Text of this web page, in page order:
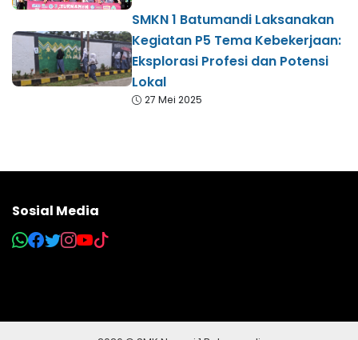
SMKN 1 Batumandi Laksanakan
Kegiatan P5 Tema Kebekerjaan:
Eksplorasi Profesi dan Potensi
Lokal
27 Mei 2025
Sosial Media